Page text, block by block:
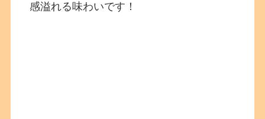
感溢れる味わいです！